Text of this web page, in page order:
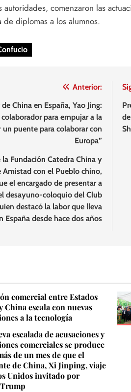
autoridades, comenzaron las
de diplomas a los alumnos.
Anterior:
China en España, Yao Jing:
colaborador para empujar a la
puente para colaborar con
Europa”
Fundación Catedra China y
Amistad con el Pueblo chino,
el encargado de presentar a
desayuno-coloquio del Club
destacó la labor que lleva
España desde hace dos años
comercial entre Estados
China escala con nuevas
a la tecnología
escalada de acusaciones y
comerciales se produce
de un mes de que el
de China, Xi Jinping, viaje
Unidos invitado por